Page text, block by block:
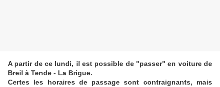
A partir de ce lundi, il est possible de "passer" en voiture de
Breil à Tende - La Brigue.
Certes les horaires de passage sont contraignants, mais